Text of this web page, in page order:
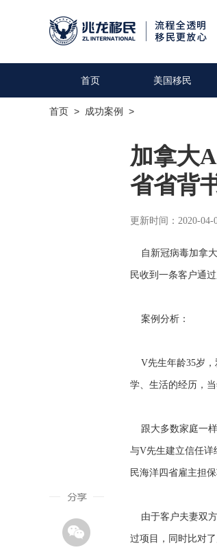
首页 美国移民
首页 > 成功案例 >
加拿大
省省背
更新时间：2020-04-
自新冠病毒加拿大
民收到一条客户通
案例分析：
V先生年龄35岁，
学、生活的经历，
跟大多数家庭一样
与V先生建立信任详
民海洋四省雇主担保
由于客户夫妻双方
过项目，同时比对